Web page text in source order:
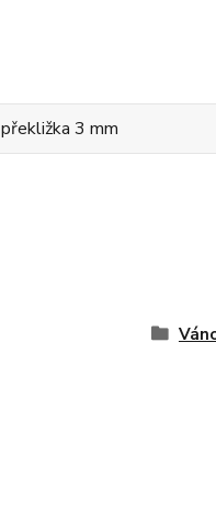
překližka 3 mm